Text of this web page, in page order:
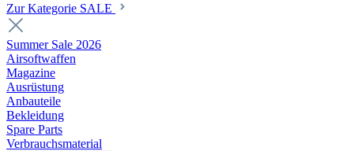
Zur Kategorie SALE
Summer Sale 2026
Airsoftwaffen
Magazine
Ausrüstung
Anbauteile
Bekleidung
Spare Parts
Verbrauchsmaterial